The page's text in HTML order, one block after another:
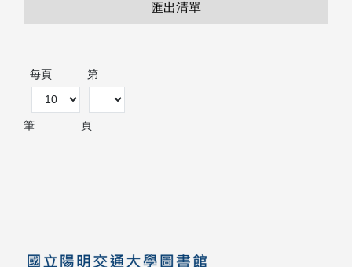
匯出清單
每頁
筆
第
頁